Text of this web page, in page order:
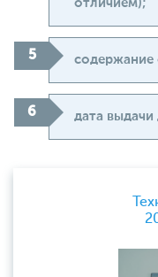
отличием);
содержание
дата